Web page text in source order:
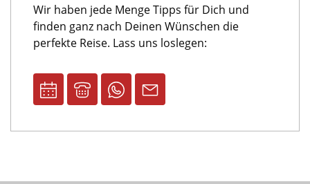
Wir haben jede Menge Tipps für Dich und
finden ganz nach Deinen Wünschen die
perfekte Reise. Lass uns loslegen: